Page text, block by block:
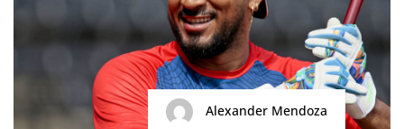
Alexander Mendoza